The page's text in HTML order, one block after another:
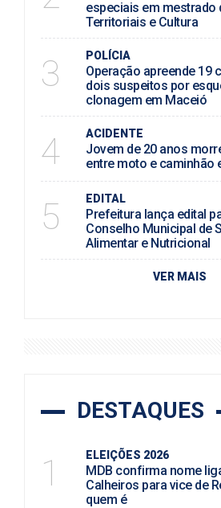
especiais em mestrado
Territoriais e Cultura
3 POLÍCIA
Operação apreende 19
dois suspeitos por
clonagem em Maceió
4 ACIDENTE
Jovem de 20 anos
entre moto e caminhão
5 EDITAL
Prefeitura lança edital
Conselho Municipal de
Alimentar e Nutricional
VER MAIS
DESTAQUES
1 ELEIÇÕES 2026
MDB confirma nome
Calheiros para vice de
quem é